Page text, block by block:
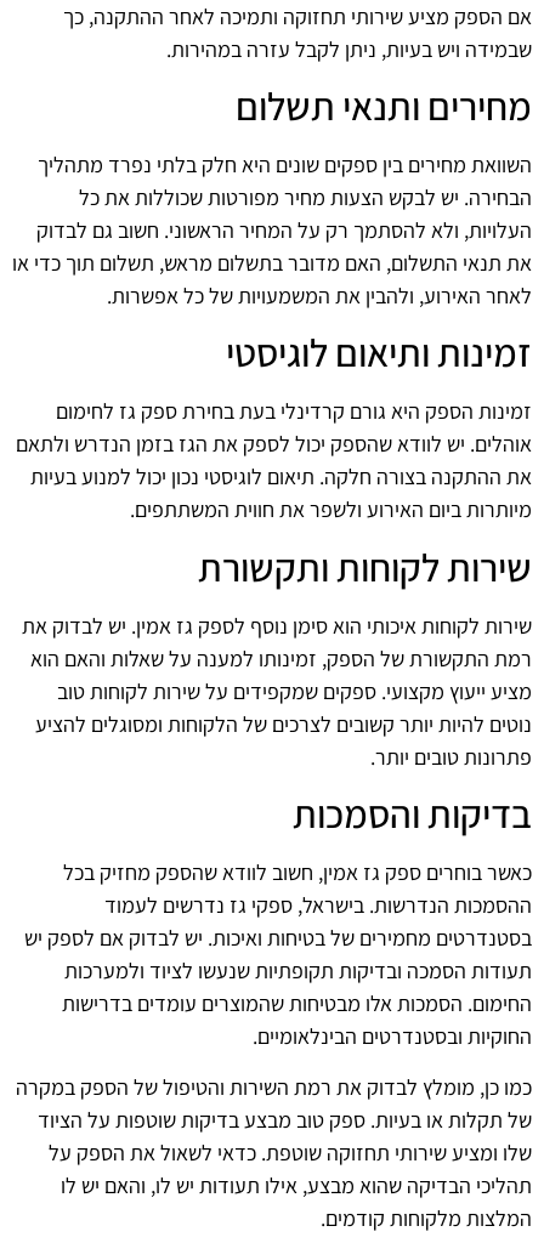
אם הספק מציע שירותי תחזוקה ותמיכה לאחר ההתקנה, כך
שבמידה ויש בעיות, ניתן לקבל עזרה במהירות.
מחירים ותנאי תשלום
השוואת מחירים בין ספקים שונים היא חלק בלתי נפרד מתהליך
הבחירה. יש לבקש הצעות מחיר מפורטות שכוללות את כל
העלויות, ולא להסתמך רק על המחיר הראשוני. חשוב גם לבדוק
את תנאי התשלום, האם מדובר בתשלום מראש, תשלום תוך כדי או
לאחר האירוע, ולהבין את המשמעויות של כל אפשרות.
זמינות ותיאום לוגיסטי
זמינות הספק היא גורם קרדינלי בעת בחירת ספק גז לחימום
אוהלים. יש לוודא שהספק יכול לספק את הגז בזמן הנדרש ולתאם
את ההתקנה בצורה חלקה. תיאום לוגיסטי נכון יכול למנוע בעיות
מיותרות ביום האירוע ולשפר את חווית המשתתפים.
שירות לקוחות ותקשורת
שירות לקוחות איכותי הוא סימן נוסף לספק גז אמין. יש לבדוק את
רמת התקשורת של הספק, זמינותו למענה על שאלות והאם הוא
מציע ייעוץ מקצועי. ספקים שמקפידים על שירות לקוחות טוב
נוטים להיות יותר קשובים לצרכים של הלקוחות ומסוגלים להציע
פתרונות טובים יותר.
בדיקות והסמכות
כאשר בוחרים ספק גז אמין, חשוב לוודא שהספק מחזיק בכל
ההסמכות הנדרשות. בישראל, ספקי גז נדרשים לעמוד
בסטנדרטים מחמירים של בטיחות ואיכות. יש לבדוק אם לספק יש
תעודות הסמכה ובדיקות תקופתיות שנעשו לציוד ולמערכות
החימום. הסמכות אלו מבטיחות שהמוצרים עומדים בדרישות
החוקיות ובסטנדרטים הבינלאומיים.
כמו כן, מומלץ לבדוק את רמת השירות והטיפול של הספק במקרה
של תקלות או בעיות. ספק טוב מבצע בדיקות שוטפות על הציוד
שלו ומציע שירותי תחזוקה שוטפת. כדאי לשאול את הספק על
תהליכי הבדיקה שהוא מבצע, אילו תעודות יש לו, והאם יש לו
המלצות מלקוחות קודמים.